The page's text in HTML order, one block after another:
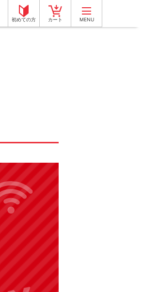
MENU
初めての方 カート